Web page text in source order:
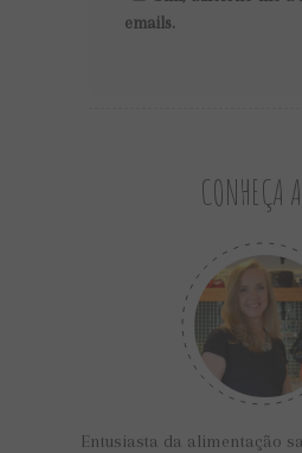
emails.
CONHEÇA
Entusiasta da alimentação